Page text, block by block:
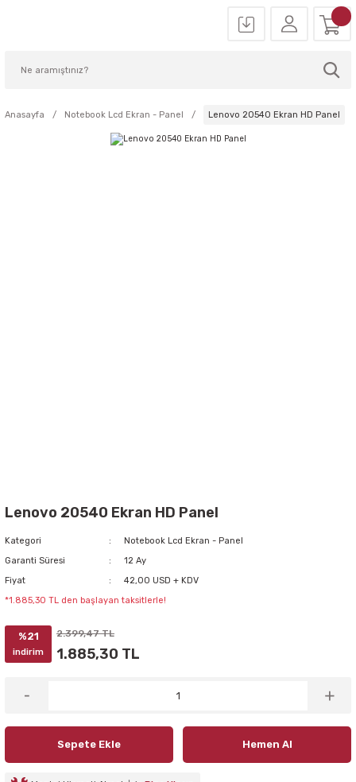
Anasayfa Notebook Lcd Ekran - Panel Lenovo 20540 Ekran HD Panel
Lenovo 20540 Ekran HD Panel
Kategori
Notebook Lcd Ekran - Panel
Garanti Süresi
12 Ay
Fiyat
42,00 USD + KDV
*1.885,30 TL den başlayan taksitlerle!
%21
indirim
2.399,47 TL
1.885,30 TL
Sepete Ekle Hemen Al